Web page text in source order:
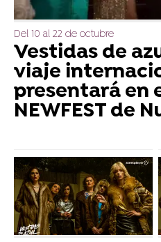
Del 10 al 22 de octubre
Vestidas de
viaje
presentará en
NEWFEST de